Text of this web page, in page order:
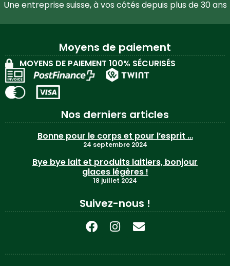
Une entreprise suisse, à vos côtés depuis plus de 30 ans
Moyens de paiement
MOYENS DE PAIEMENT 100% SÉCURISÉS
Nos derniers articles
Bonne pour le corps et pour l’esprit …
24 septembre 2024
Bye bye lait et produits laitiers, bonjour
glaces légères !
18 juillet 2024
Suivez-nous !